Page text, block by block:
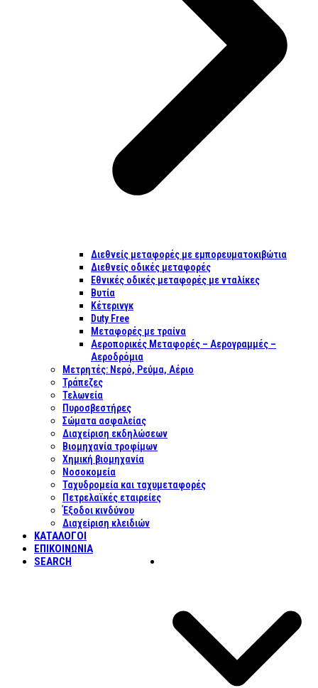
Διεθνείς μεταφορές με εμπορευματοκιβώτια
Διεθνείς οδικές μεταφορές
Εθνικές οδικές μεταφορές με νταλίκες
Βυτία
Κέτερινγκ
Duty Free
Μεταφορές με τραίνα
Αεροπορικές Μεταφορές – Αερογραμμές –
Αεροδρόμια
Μετρητές: Νερό, Ρεύμα, Αέριο
Τράπεζες
Τελωνεία
Πυροσβεστήρες
Σώματα ασφαλείας
Διαχείριση εκδηλώσεων
Βιομηχανία τροφίμων
Χημική βιομηχανία
Νοσοκομεία
Ταχυδρομεία και ταχυμεταφορές
Πετρελαϊκές εταιρείες
Έξοδοι κινδύνου
Διαχείριση κλειδιών
ΚΑΤΑΛΟΓΟΙ
ΕΠΙΚΟΙΝΩΝΊΑ
SEARCH